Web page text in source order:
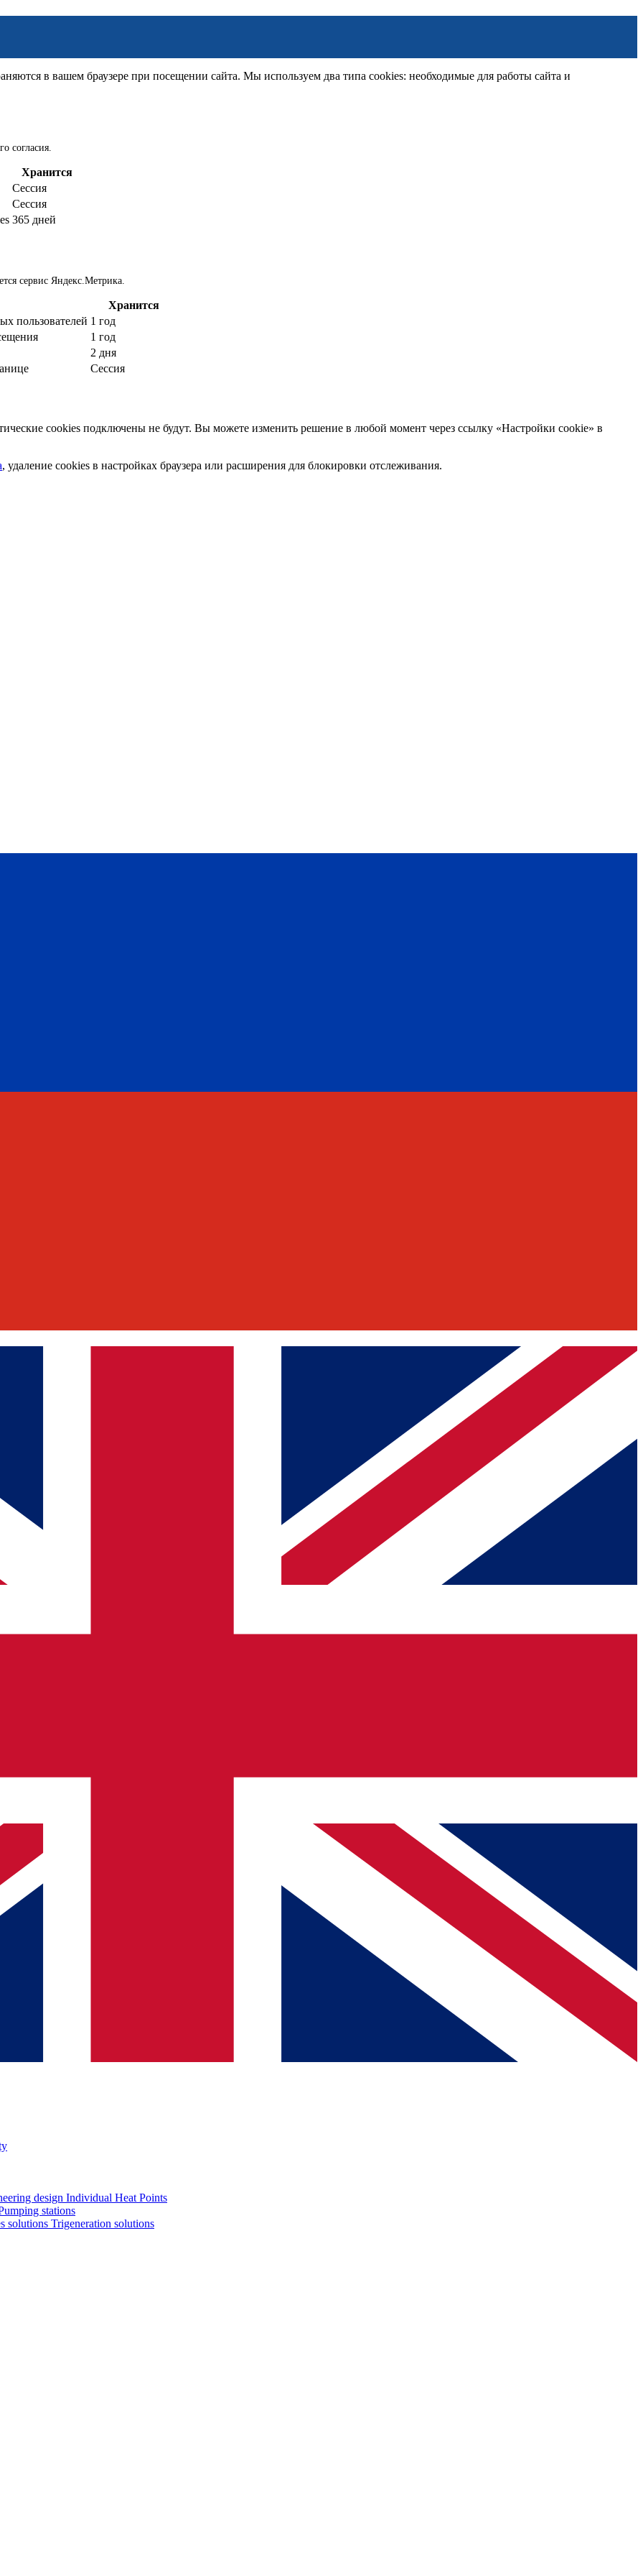
в вашем браузере при посещении сайта. Мы используем два типа cookies: необходимые для работы сайта и
согласия.
Хранится
Сессия
Сессия
365 дней
сервис Яндекс.Метрика.
Хранится
пользователей 1 год
1 год
2 дня
Сессия
cookies подключены не будут. Вы можете изменить решение в любой момент через ссылку «Настройки cookie» в
, удаление cookies в настройках браузера или расширения для блокировки отслеживания.
design Individual Heat Points
stations
solutions Trigeneration solutions